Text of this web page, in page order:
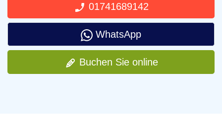
01741689142
WhatsApp
Buchen Sie online